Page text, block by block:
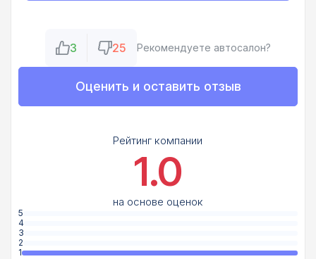
3 25 Рекомендуете автосалон?
Оценить и оставить отзыв
Рейтинг компании
1.0
на основе оценок
5
4
3
2
1